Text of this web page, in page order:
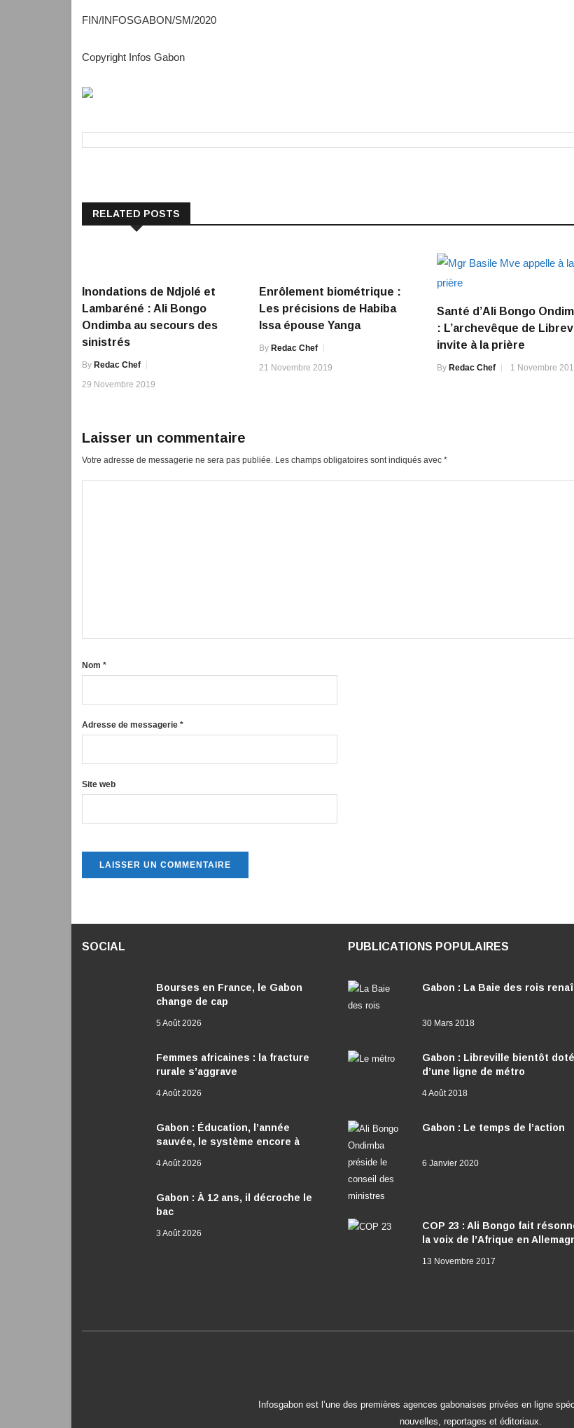
FIN/INFOSGABON/SM/2020
Copyright Infos Gabon
RELATED POSTS
Inondations de Ndjolé et
Lambaréné : Ali Bongo
Ondimba au secours des
sinistrés
By Redac Chef
29 Novembre 2019
Enrôlement biométrique :
Les précisions de Habiba
Issa épouse Yanga
By Redac Chef
21 Novembre 2019
Santé d’Ali Bongo
: L’archevêque de
invite à la prière
By Redac Chef 1 Novembre
Laisser un commentaire
Votre adresse de messagerie ne sera pas publiée. Les champs obligatoires sont indiqués avec *
Nom *
Adresse de messagerie *
Site web
SOCIAL
Bourses en France, le Gabon
change de cap
5 Août 2026
Femmes africaines : la fracture
rurale s’aggrave
4 Août 2026
Gabon : Éducation, l’année
sauvée, le système encore à
4 Août 2026
Gabon : À 12 ans, il décroche le
bac
3 Août 2026
PUBLICATIONS POPULAIRES
Gabon : La Baie des rois
30 Mars 2018
Gabon : Libreville bientôt
d’une ligne de métro
4 Août 2018
Gabon : Le temps de l’action
6 Janvier 2020
COP 23 : Ali Bongo fait
la voix de l’Afrique en
13 Novembre 2017
Infosgabon est l’une des premières agences gabonaises privées en ligne
nouvelles, reportages et éditoriaux.